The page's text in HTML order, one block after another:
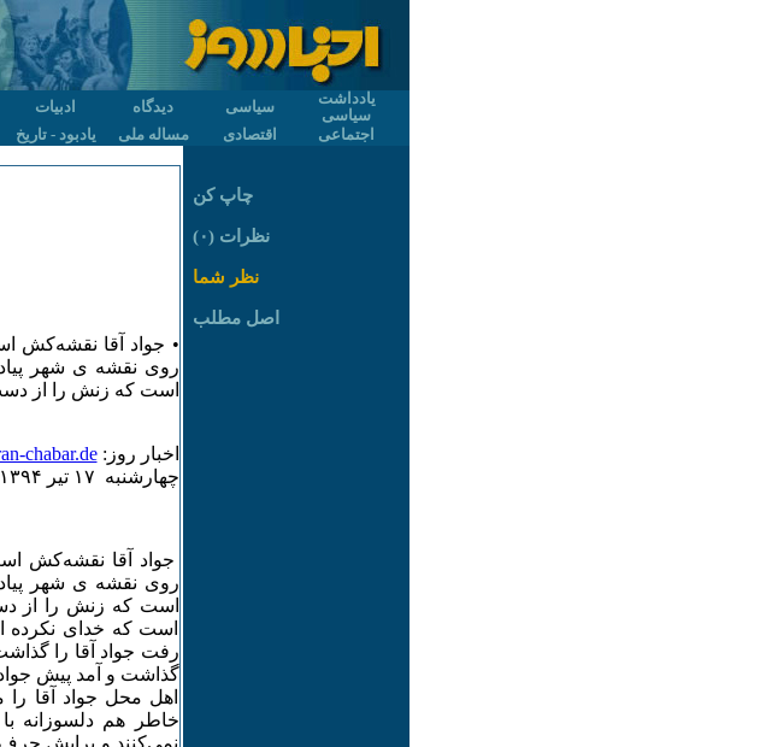
یادداشت
سیاسی
سیاسی دیدگاه ادبیات
اجتماعی
اقتصادی مساله ملی یادبود - تاریخ
• جواد آقا نقشه‌کش
روی نقشه ی شهر
است که زنش را از
اخبار روز:chabar.de
چهارشنبه ۱۷ تير ۱٣۹۴ - ٨ ژوئيه ۲۰۱۵
جواد آقا نقشه‌کش
روی نقشه ی شهر
است که زنش را از
است که خدای نکرده
رفت جواد آقا را
گذاشت و آمد پیش جواد
اهل محل جواد آقا را
خاطر هم دلسوزانه
نمی‌کنند و برایش حرف
چاپ کن
نظرات (۰)
نظر شما
اصل مطلب